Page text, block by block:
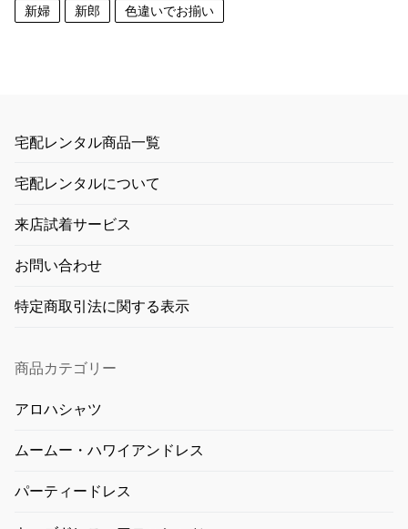
新婦
新郎 色違いでお揃い
宅配レンタル商品一覧
宅配レンタルについて
来店試着サービス
お問い合わせ
特定商取引法に関する表示
商品カテゴリー
アロハシャツ
ムームー・ハワイアンドレス
パーティードレス